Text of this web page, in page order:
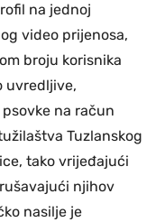
na jednoj
video prijenosa,
broju korisnika
uvredljive,
na račun
Tuzlanskog
tako vrijeđajući
njihov
nasilje je